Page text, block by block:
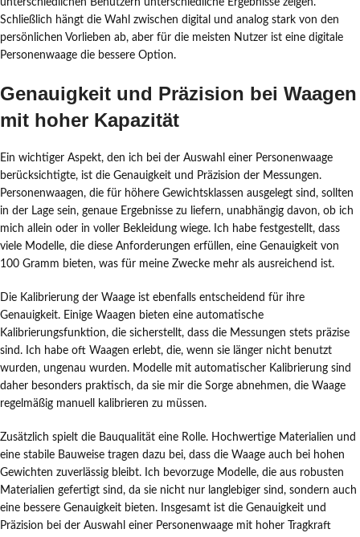
unterschiedlichen Benutzern unterschiedliche Ergebnisse zeigen.
Schließlich hängt die Wahl zwischen digital und analog stark von den
persönlichen Vorlieben ab, aber für die meisten Nutzer ist eine digitale
Personenwaage die bessere Option.
Genauigkeit und Präzision bei Waagen
mit hoher Kapazität
Ein wichtiger Aspekt, den ich bei der Auswahl einer Personenwaage
berücksichtigte, ist die Genauigkeit und Präzision der Messungen.
Personenwaagen, die für höhere Gewichtsklassen ausgelegt sind, sollten
in der Lage sein, genaue Ergebnisse zu liefern, unabhängig davon, ob ich
mich allein oder in voller Bekleidung wiege. Ich habe festgestellt, dass
viele Modelle, die diese Anforderungen erfüllen, eine Genauigkeit von
100 Gramm bieten, was für meine Zwecke mehr als ausreichend ist.
Die Kalibrierung der Waage ist ebenfalls entscheidend für ihre
Genauigkeit. Einige Waagen bieten eine automatische
Kalibrierungsfunktion, die sicherstellt, dass die Messungen stets präzise
sind. Ich habe oft Waagen erlebt, die, wenn sie länger nicht benutzt
wurden, ungenau wurden. Modelle mit automatischer Kalibrierung sind
daher besonders praktisch, da sie mir die Sorge abnehmen, die Waage
regelmäßig manuell kalibrieren zu müssen.
Zusätzlich spielt die Bauqualität eine Rolle. Hochwertige Materialien und
eine stabile Bauweise tragen dazu bei, dass die Waage auch bei hohen
Gewichten zuverlässig bleibt. Ich bevorzuge Modelle, die aus robusten
Materialien gefertigt sind, da sie nicht nur langlebiger sind, sondern auch
eine bessere Genauigkeit bieten. Insgesamt ist die Genauigkeit und
Präzision bei der Auswahl einer Personenwaage mit hoher Tragkraft